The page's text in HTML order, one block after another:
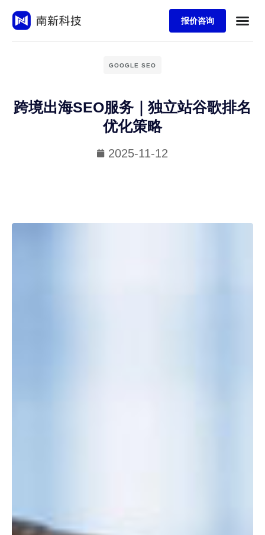
报价咨询
GOOGLE SEO
跨境出海SEO服务｜独立站谷歌排名
优化策略
2025-11-12